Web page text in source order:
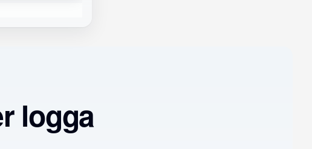
logga